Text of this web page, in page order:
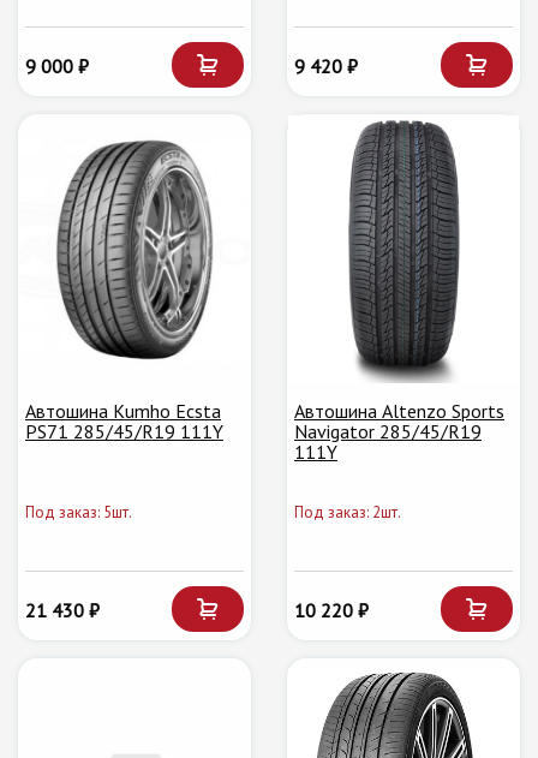
9 000 ₽ 9 420 ₽
Автошина Kumho Ecsta
PS71 285/45/R19 111Y
Под заказ: 5шт.
21 430 ₽
Автошина Altenzo Sports
Navigator 285/45/R19
111Y
Под заказ: 2шт.
10 220 ₽